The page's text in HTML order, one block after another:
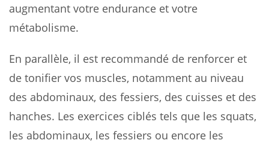
augmentant votre endurance et votre
métabolisme.
En parallèle, il est recommandé de renforcer et
de tonifier vos muscles, notamment au niveau
des abdominaux, des fessiers, des cuisses et des
hanches. Les exercices ciblés tels que les squats,
les abdominaux, les fessiers ou encore les